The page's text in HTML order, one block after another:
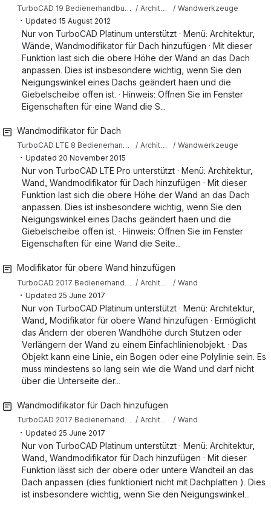
Wandwerkzeuge
・ Updated 15 August 2012
Nur von TurboCAD Platinum unterstützt · Menü: Architektur,
Wände, Wandmodifikator für Dach hinzufügen · Mit dieser
Funktion last sich die obere Höhe der Wand an das Dach
anpassen. Dies ist insbesondere wichtig, wenn Sie den
Neigungswinkel eines Dachs geändert haen und die
Giebelscheibe offen ist. · Hinweis: Öffnen Sie im Fenster
Eigenschaften für eine Wand die S...
Wandmodifikator für Dach
TurboCAD LTE 8 Bedienerhandbuch (Deutsch) Architekturwerkzeuge Wandwerkzeuge
・ Updated 20 November 2015
Nur von TurboCAD LTE Pro unterstützt · Menü: Architektur,
Wand, Wandmodifikator für Dach hinzufügen · Mit dieser
Funktion last sich die obere Höhe der Wand an das Dach
anpassen. Dies ist insbesondere wichtig, wenn Sie den
Neigungswinkel eines Dachs geändert haen und die
Giebelscheibe offen ist. · Hinweis: Öffnen Sie im Fenster
Eigenschaften für eine Wand die Seite...
Modifikator für obere Wand hinzufügen
Wand
・ Updated 25 June 2017
Nur von TurboCAD Platinum unterstützt · Menü: Architektur,
Wand, Modifikator für obere Wand hinzufügen · Ermöglicht
das Ändern der oberen Wandhöhe durch Stutzen oder
Verlängern der Wand zu einem Einfachlinienobjekt. · Das
Objekt kann eine Linie, ein Bogen oder eine Polylinie sein. Es
muss mindestens so lang sein wie die Wand und darf nicht
über die Unterseite der...
Wandmodifikator für Dach hinzufügen
TurboCAD 2017 Bedienerhandbuch (Deutsch) Architektur Wand
・ Updated 25 June 2017
Nur von TurboCAD Platinum unterstützt · Menü: Architektur,
Wand, Wandmodifikator für Dach hinzufügen · Mit dieser
Funktion lässt sich der obere oder untere Wandteil an das
Dach anpassen (dies funktioniert nicht mit Dachplatten ). Dies
ist insbesondere wichtig, wenn Sie den Neigungswinkel...